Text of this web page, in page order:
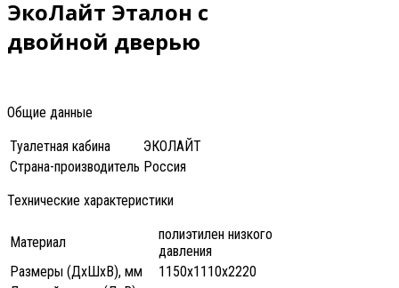
ЭкоЛайт Эталон с
двойной дверью
Общие данные
Туалетная кабина
ЭКОЛАЙТ
Страна-производитель Россия
Технические характеристики
Материал
полиэтилен низкого
давления
Размеры (ДхШхВ), мм
1150x1110x2220